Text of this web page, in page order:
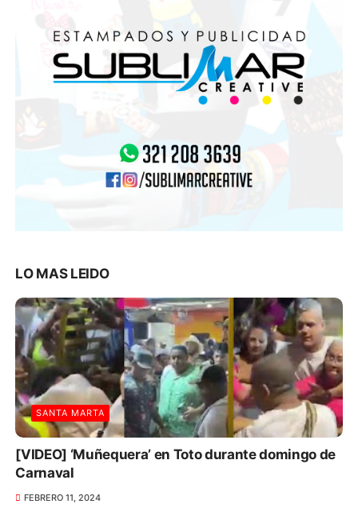
LO MAS LEIDO
SANTA MARTA
[VIDEO] ‘Muñequera’ en Toto durante domingo de
Carnaval
FEBRERO 11, 2024